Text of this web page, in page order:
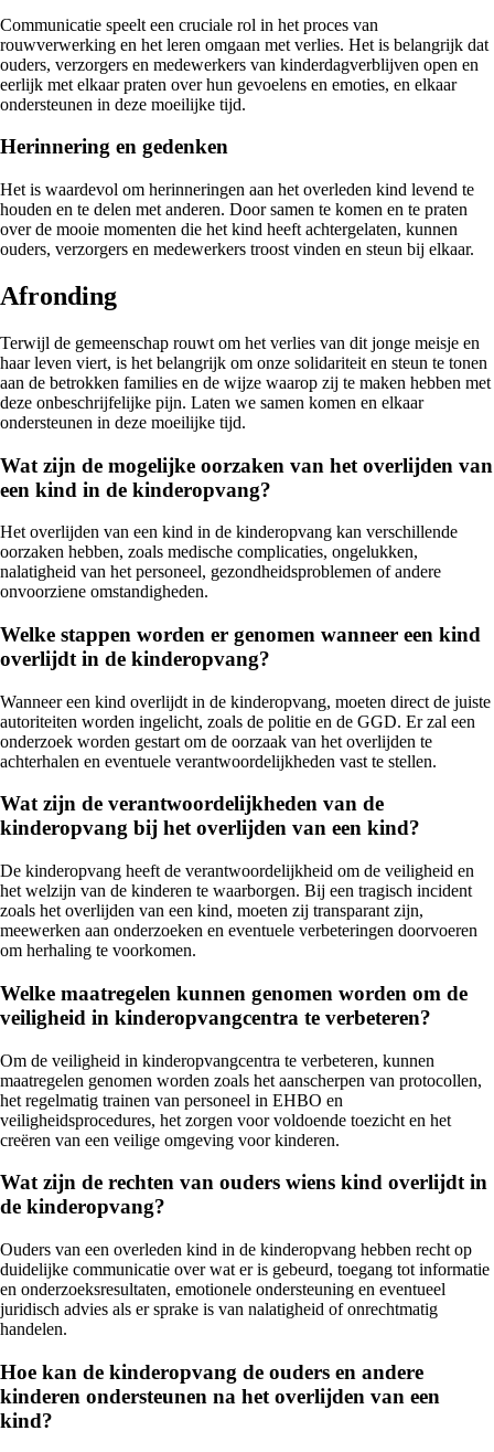
Communicatie speelt een cruciale rol in het proces van
rouwverwerking en het leren omgaan met verlies. Het is belangrijk dat
ouders, verzorgers en medewerkers van kinderdagverblijven open en
eerlijk met elkaar praten over hun gevoelens en emoties, en elkaar
ondersteunen in deze moeilijke tijd.
Herinnering en gedenken
Het is waardevol om herinneringen aan het overleden kind levend te
houden en te delen met anderen. Door samen te komen en te praten
over de mooie momenten die het kind heeft achtergelaten, kunnen
ouders, verzorgers en medewerkers troost vinden en steun bij elkaar.
Afronding
Terwijl de gemeenschap rouwt om het verlies van dit jonge meisje en
haar leven viert, is het belangrijk om onze solidariteit en steun te tonen
aan de betrokken families en de wijze waarop zij te maken hebben met
deze onbeschrijfelijke pijn. Laten we samen komen en elkaar
ondersteunen in deze moeilijke tijd.
Wat zijn de mogelijke oorzaken van het overlijden van
een kind in de kinderopvang?
Het overlijden van een kind in de kinderopvang kan verschillende
oorzaken hebben, zoals medische complicaties, ongelukken,
nalatigheid van het personeel, gezondheidsproblemen of andere
onvoorziene omstandigheden.
Welke stappen worden er genomen wanneer een kind
overlijdt in de kinderopvang?
Wanneer een kind overlijdt in de kinderopvang, moeten direct de juiste
autoriteiten worden ingelicht, zoals de politie en de GGD. Er zal een
onderzoek worden gestart om de oorzaak van het overlijden te
achterhalen en eventuele verantwoordelijkheden vast te stellen.
Wat zijn de verantwoordelijkheden van de
kinderopvang bij het overlijden van een kind?
De kinderopvang heeft de verantwoordelijkheid om de veiligheid en
het welzijn van de kinderen te waarborgen. Bij een tragisch incident
zoals het overlijden van een kind, moeten zij transparant zijn,
meewerken aan onderzoeken en eventuele verbeteringen doorvoeren
om herhaling te voorkomen.
Welke maatregelen kunnen genomen worden om de
veiligheid in kinderopvangcentra te verbeteren?
Om de veiligheid in kinderopvangcentra te verbeteren, kunnen
maatregelen genomen worden zoals het aanscherpen van protocollen,
het regelmatig trainen van personeel in EHBO en
veiligheidsprocedures, het zorgen voor voldoende toezicht en het
creëren van een veilige omgeving voor kinderen.
Wat zijn de rechten van ouders wiens kind overlijdt in
de kinderopvang?
Ouders van een overleden kind in de kinderopvang hebben recht op
duidelijke communicatie over wat er is gebeurd, toegang tot informatie
en onderzoeksresultaten, emotionele ondersteuning en eventueel
juridisch advies als er sprake is van nalatigheid of onrechtmatig
handelen.
Hoe kan de kinderopvang de ouders en andere
kinderen ondersteunen na het overlijden van een
kind?